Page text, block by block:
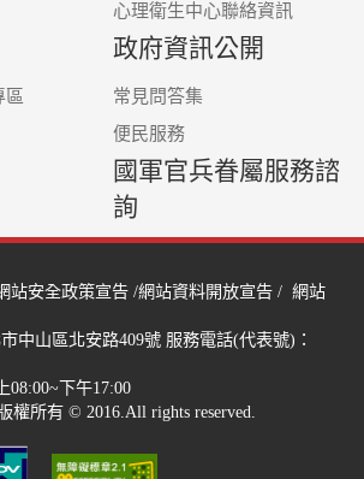
心理衛生中心聯絡資訊
區
政府資訊公開
常見問答集
便民服務
國軍官兵眷屬服務諮
詢
站安全政策宣告 /網站資料開放宣告 / 網站
中山區北安路409號 服務電話(代表號)：
08:00~下午17:00
權所有 © 2016.All rights reserved.